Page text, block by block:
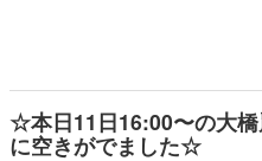
☆本日11日16:00〜の大
に空きがでました☆